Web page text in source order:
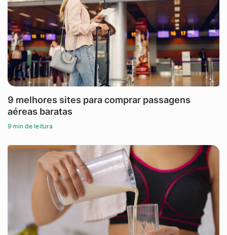
9 melhores sites para comprar passagens
aéreas baratas
9 min de leitura